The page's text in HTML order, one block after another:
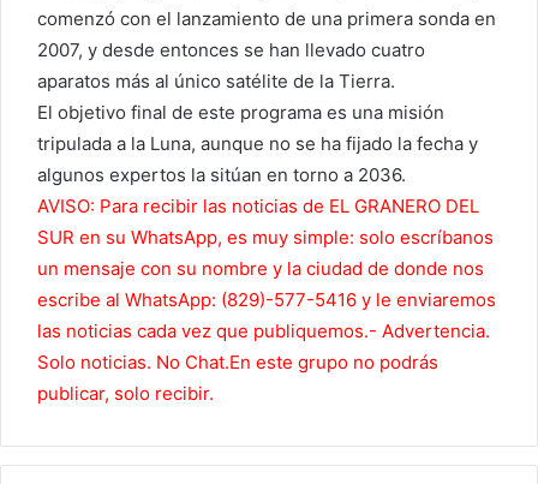
comenzó con el lanzamiento de una primera sonda en
2007, y desde entonces se han llevado cuatro
aparatos más al único satélite de la Tierra.
El objetivo final de este programa es una misión
tripulada a la Luna, aunque no se ha fijado la fecha y
algunos expertos la sitúan en torno a 2036.
AVISO: Para recibir las noticias de EL GRANERO DEL
SUR en su WhatsApp, es muy simple: solo escríbanos
un mensaje con su nombre y la ciudad de donde nos
escribe al WhatsApp: (829)-577-5416 y le enviaremos
las noticias cada vez que publiquemos.- Advertencia.
Solo noticias. No Chat.En este grupo no podrás
publicar, solo recibir.